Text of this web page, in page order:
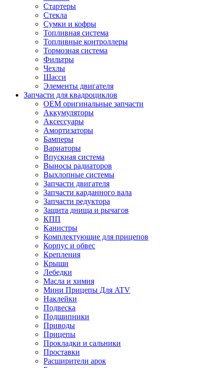
Стартеры
Стекла
Сумки и кофры
Топливная система
Топливные контроллеры
Тормозная система
Фильтры
Чехлы
Шасси
Элементы двигателя
Запчасти для квадроциклов
OEM оригинальные запчасти
Аккумуляторы
Аксессуары
Амортизаторы
Бамперы
Вариаторы
Впускная система
Выносы радиаторов
Выхлопные системы
Запчасти двигателя
Запчасти карданного вала
Запчасти редуктора
Защита днища и рычагов
КПП
Канистры
Комплектующие для прицепов
Корпус и обвес
Крепления
Крыши
Лебедки
Масла и химия
Мини Прицепы Для ATV
Наклейки
Подвеска
Подшипники
Приводы
Прицепы
Прокладки и сальники
Проставки
Расширители арок